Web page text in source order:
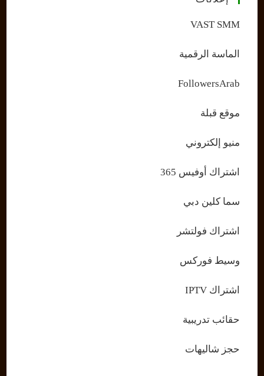
VAST SMM
الماسة الرقمية
FollowersArab
موقع قبلة
منيو إلكتروني
اشتراك أوفيس 365
سما كلين دبي
اشتراك فولتشر
وسيط فوركس
اشتراك IPTV
حقائب تدريبية
حجز شاليهات